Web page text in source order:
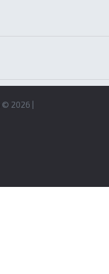
© 2026 |